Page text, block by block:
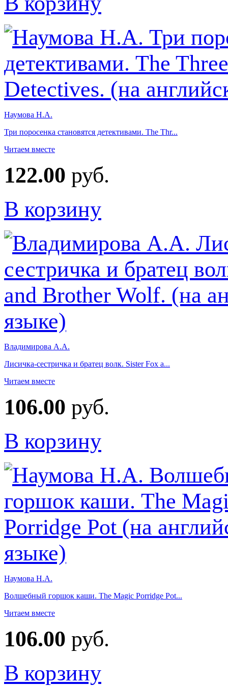
Наумова Н.А.
Три поросенка становятся детективами. The Thr...
Читаем вместе
122.00 руб.
В корзину
Владимирова А.А.
Лисичка-сестричка и братец волк. Sister Fox a...
Читаем вместе
106.00 руб.
В корзину
Наумова Н.А.
Волшебный горшок каши. The Magic Porridge Pot...
Читаем вместе
106.00 руб.
В корзину